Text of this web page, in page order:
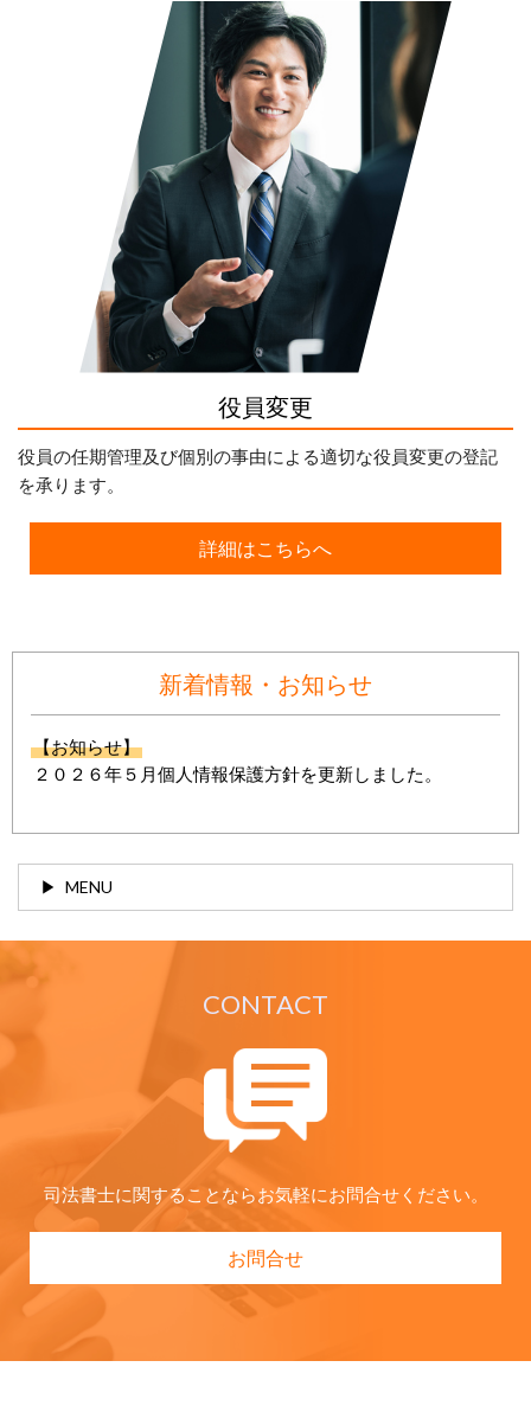
役員変更
役員の任期管理及び個別の事由による適切な役員変更の登記
を承ります。
詳細はこちらへ
新着情報・お知らせ
【お知らせ】
２０２６年５月個人情報保護方針を更新しました。
MENU
CONTACT
司法書士に関することならお気軽にお問合せください。
お問合せ